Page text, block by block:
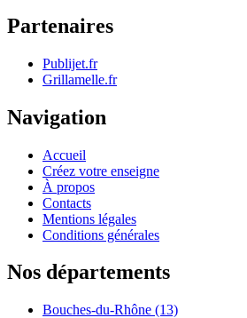
Partenaires
Publijet.fr
Grillamelle.fr
Navigation
Accueil
Créez votre enseigne
À propos
Contacts
Mentions légales
Conditions générales
Nos départements
Bouches-du-Rhône (13)